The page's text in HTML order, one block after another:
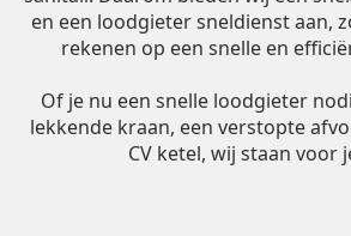
en een loodgieter sneldienst aan,
rekenen op een snelle en
Of je nu een snelle loodgieter
lekkende kraan, een verstopte
CV ketel, wij staan voor